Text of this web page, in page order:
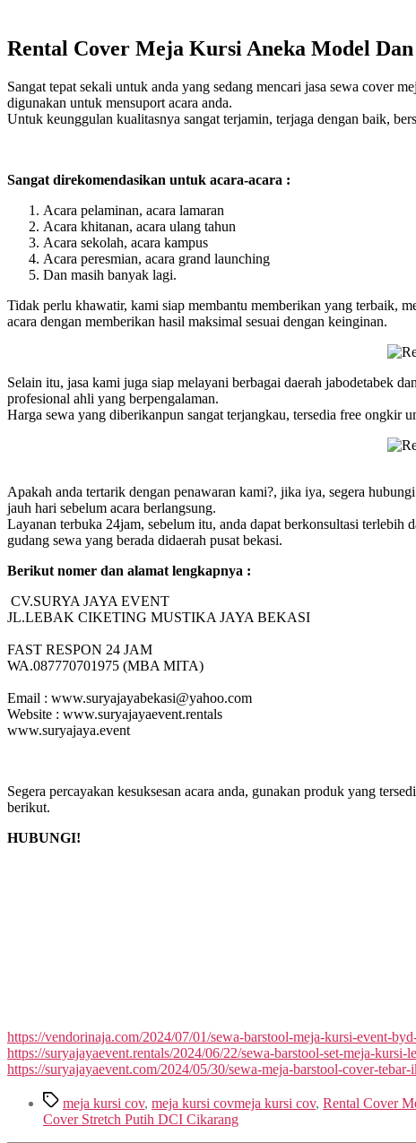
Rental Cover Meja Kursi Aneka Model
Sangat tepat sekali untuk anda yang sedang mencari jasa sewa cover
digunakan untuk mensuport acara anda.
Untuk keunggulan kualitasnya sangat terjamin, terjaga dengan baik,
Sangat direkomendasikan untuk acara-acara :
Acara pelaminan, acara lamaran
Acara khitanan, acara ulang tahun
Acara sekolah, acara kampus
Acara peresmian, acara grand launching
Dan masih banyak lagi.
Tidak perlu khawatir, kami siap membantu memberikan yang terbaik,
acara dengan memberikan hasil maksimal sesuai dengan keinginan.
Selain itu, jasa kami juga siap melayani berbagai daerah jabodetabek
profesional ahli yang berpengalaman.
Harga sewa yang diberikanpun sangat terjangkau, tersedia free ongkir
Apakah anda tertarik dengan penawaran kami?, jika iya, segera
jauh hari sebelum acara berlangsung.
Layanan terbuka 24jam, sebelum itu, anda dapat berkonsultasi
gudang sewa yang berada didaerah pusat bekasi.
Berikut nomer dan alamat lengkapnya :
CV.SURYA JAYA EVENT
JL.LEBAK CIKETING MUSTIKA JAYA BEKASI
FAST RESPON 24 JAM
WA.087770701975 (MBA MITA)
Email : www.suryajayabekasi@yahoo.com
Website : www.suryajayaevent.rentals
www.suryajaya.event
Segera percayakan kesuksesan acara anda, gunakan produk yang
berikut.
HUBUNGI!
https://vendorinaja.com/2024/07/01/sewa-barstool-meja-kursi-event-
https://suryajayaevent.rentals/2024/06/22/sewa-barstool-set-meja-kursi-
https://suryajayaevent.com/2024/05/30/sewa-meja-barstool-cover-
Tagsmeja kursi cov, meja kursi covmeja kursi cov, Rental Cover
Cover Stretch Putih DCI Cikarang